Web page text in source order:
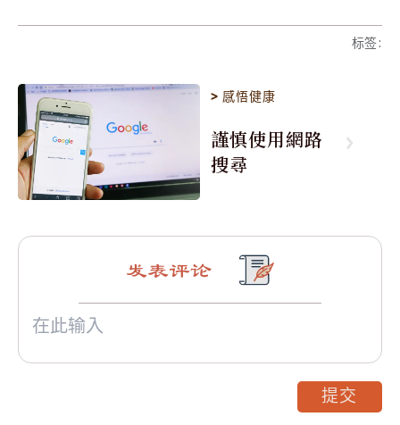
标签:
> 感悟健康
謹慎使用網路
搜尋
发表评论
提交